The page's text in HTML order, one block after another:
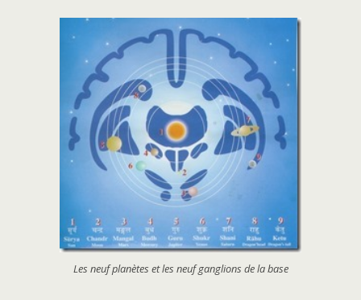
Les neuf planètes et les neuf ganglions de la base